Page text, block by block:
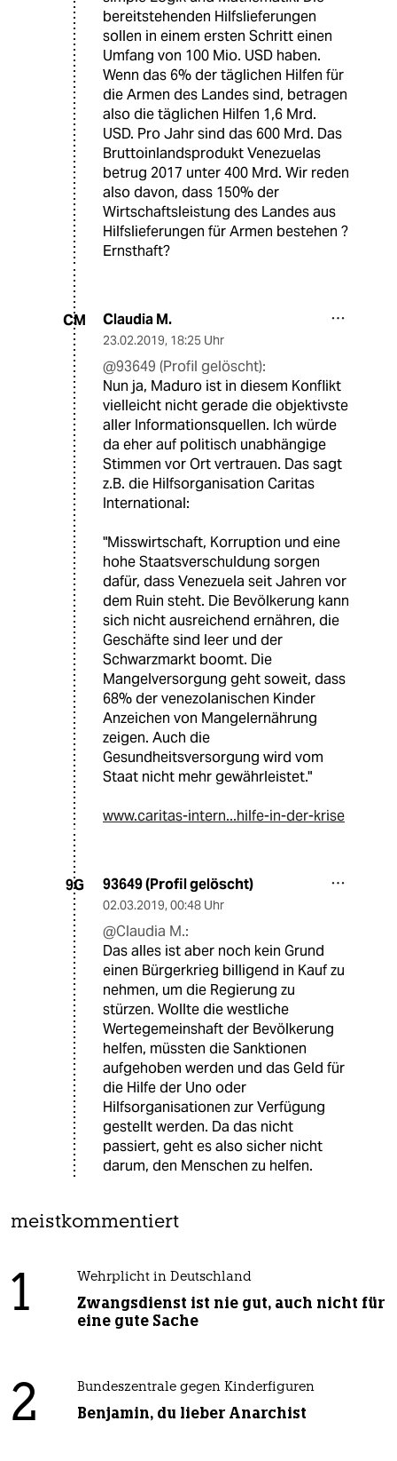
bereitstehenden Hilfslieferungen
sollen in einem ersten Schritt einen
Umfang von 100 Mio. USD haben.
Wenn das 6% der täglichen Hilfen für
die Armen des Landes sind, betragen
also die täglichen Hilfen 1,6 Mrd.
USD. Pro Jahr sind das 600 Mrd. Das
Bruttoinlandsprodukt Venezuelas
betrug 2017 unter 400 Mrd. Wir reden
also davon, dass 150% der
Wirtschaftsleistung des Landes aus
Hilfslieferungen für Armen bestehen ?
Ernsthaft?
CM Claudia M.
23.02.2019, 18:25 Uhr
@93649 (Profil gelöscht):
Nun ja, Maduro ist in diesem Konflikt
vielleicht nicht gerade die objektivste
aller Informationsquellen. Ich würde
da eher auf politisch unabhängige
Stimmen vor Ort vertrauen. Das sagt
z.B. die Hilfsorganisation Caritas
International:
"Misswirtschaft, Korruption und eine
hohe Staatsverschuldung sorgen
dafür, dass Venezuela seit Jahren vor
dem Ruin steht. Die Bevölkerung kann
sich nicht ausreichend ernähren, die
Geschäfte sind leer und der
Schwarzmarkt boomt. Die
Mangelversorgung geht soweit, dass
68% der venezolanischen Kinder
Anzeichen von Mangelernährung
zeigen. Auch die
Gesundheitsversorgung wird vom
Staat nicht mehr gewährleistet."
www.caritas-intern...hilfe-in-der-krise
9G 93649 (Profil gelöscht)
02.03.2019, 00:48 Uhr
@Claudia M.:
Das alles ist aber noch kein Grund
einen Bürgerkrieg billigend in Kauf zu
nehmen, um die Regierung zu
stürzen. Wollte die westliche
Wertegemeinshaft der Bevölkerung
helfen, müssten die Sanktionen
aufgehoben werden und das Geld für
die Hilfe der Uno oder
Hilfsorganisationen zur Verfügung
gestellt werden. Da das nicht
passiert, geht es also sicher nicht
darum, den Menschen zu helfen.
meistkommentiert
1 Wehrplicht in Deutschland
Zwangsdienst ist nie gut, auch nicht für
eine gute Sache
2 Bundeszentrale gegen Kinderfiguren
Benjamin, du lieber Anarchist